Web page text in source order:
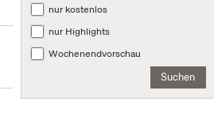
nur kostenlos
nur Highlights
Wochenendvorschau
Suchen